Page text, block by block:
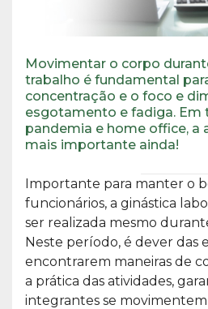
Movimentar o corpo
trabalho é fundamental
concentração e o foco e
esgotamento e fadiga. Em
pandemia e home office, a
mais importante ainda!
Importante para manter o
funcionários, a ginástica
ser realizada mesmo
Neste período, é dever das
encontrarem maneiras de
a prática das atividades,
integrantes se